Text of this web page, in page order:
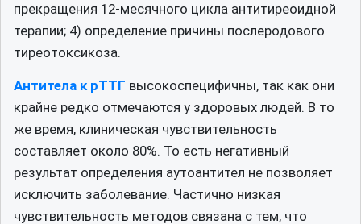
прекращения 12-месячного цикла антитиреоидной
терапии; 4) определение причины послеродового
тиреотоксикоза.
Антитела к рТТГ высокоспецифичны, так как они
крайне редко отмечаются у здоровых людей. В то
же время, клиническая чувствительность
составляет около 80%. То есть негативный
результат определения аутоантител не позволяет
исключить заболевание. Частично низкая
чувствительность методов связана с тем, что